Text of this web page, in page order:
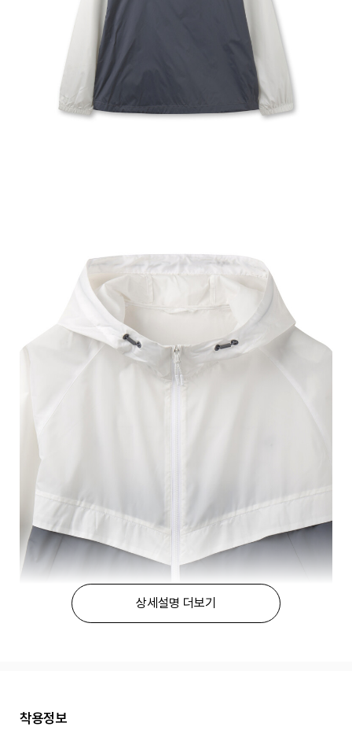
상세설명 더보기
착용정보